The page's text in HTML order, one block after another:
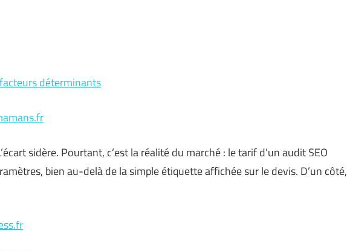
déterminants
sidère. Pourtant, c’est la réalité du marché : le tarif d’un audit SEO
bien au-delà de la simple étiquette affichée sur le devis. D’un côté,